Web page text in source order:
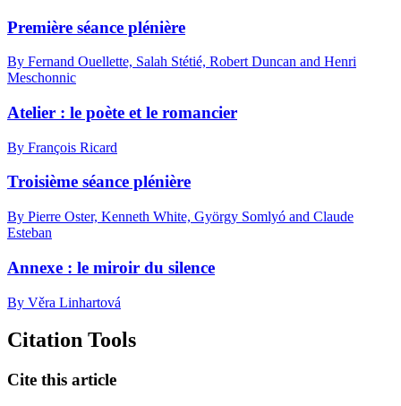
Première séance plénière
By Fernand Ouellette, Salah Stétié, Robert Duncan and Henri
Meschonnic
Atelier : le poète et le romancier
By François Ricard
Troisième séance plénière
By Pierre Oster, Kenneth White, György Somlyó and Claude
Esteban
Annexe : le miroir du silence
By Věra Linhartová
Citation Tools
Cite this article